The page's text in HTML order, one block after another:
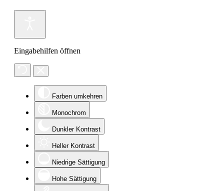
Eingabehilfen öffnen
Farben umkehren
Monochrom
Dunkler Kontrast
Heller Kontrast
Niedrige Sättigung
Hohe Sättigung